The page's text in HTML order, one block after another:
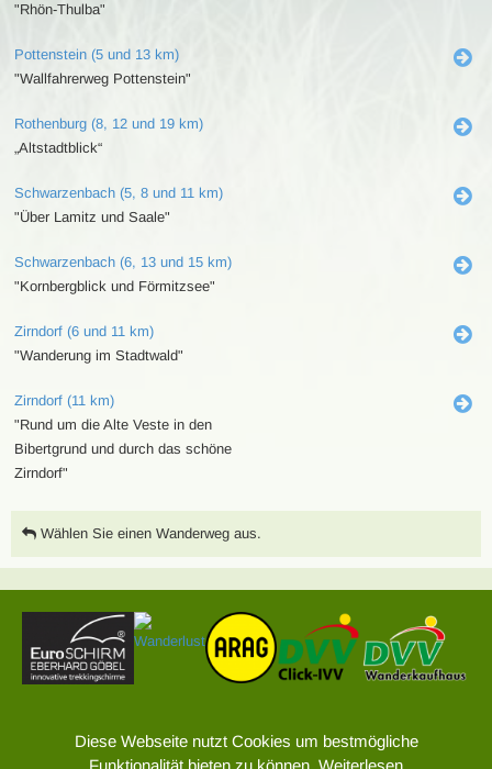
"Rhön-Thulba"
Pottenstein (5 und 13 km)
"Wallfahrerweg Pottenstein"
Rothenburg (8, 12 und 19 km)
„Altstadtblick“
Schwarzenbach (5, 8 und 11 km)
"Über Lamitz und Saale"
Schwarzenbach (6, 13 und 15 km)
"Kornbergblick und Förmitzsee"
Zirndorf (6 und 11 km)
"Wanderung im Stadtwald"
Zirndorf (11 km)
"Rund um die Alte Veste in den
Bibertgrund und durch das schöne
Zirndorf"
Wählen Sie einen Wanderweg aus.
Impressum
Diese Webseite nutzt Cookies um bestmögliche
Funktionalität bieten zu können. Weiterlesen